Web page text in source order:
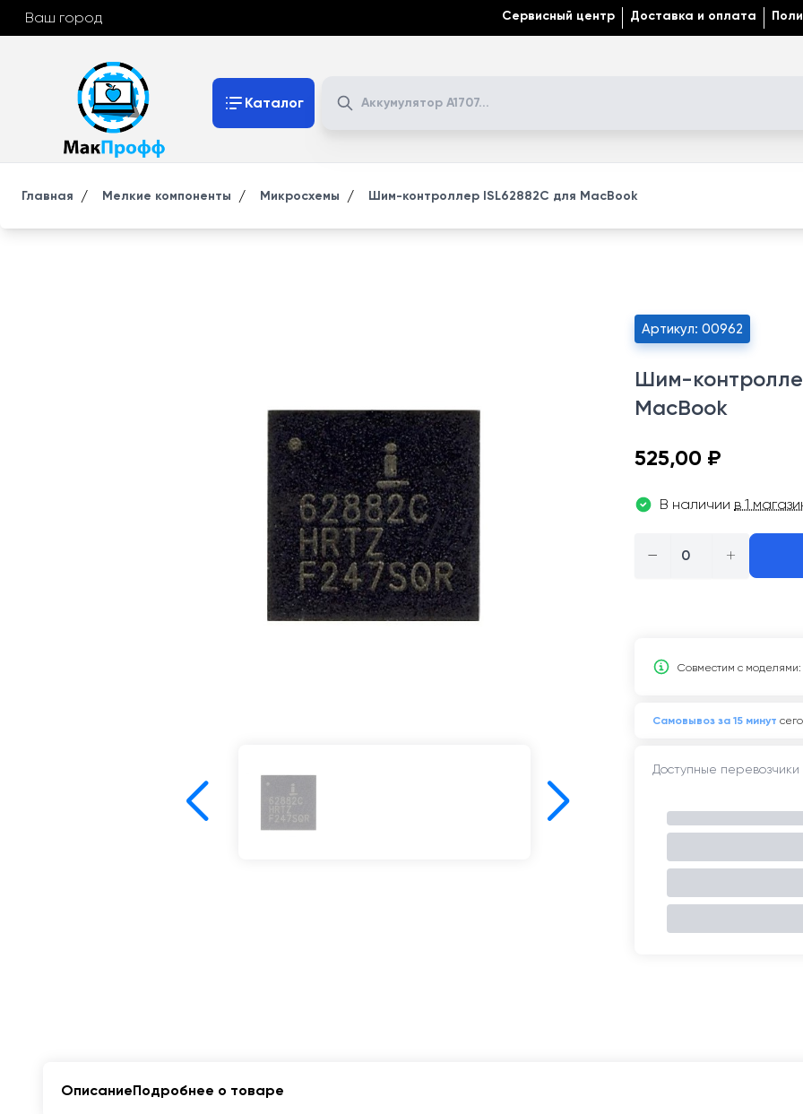
Ваш город Сервисный центр Доставка и оплата
Каталог
Главная / Мелкие компоненты / Микросхемы / Шим-контроллер ISL62882C для MacBook
Артикул: 00962
Шим-
MacBook
525,00 ₽
В наличии в 1
− +
Совместим c моделями:
Самовывоз за 15 минут
Доступные перевозчики
ОписаниеПодробнее о товаре